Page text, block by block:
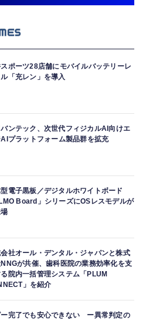
ポーツ28店舗にモバイルバッテリーレ
「充レン」を導入
バンテック、次世代フィジカルAI向けエ
AIプラットフォーム製品群を拡充
電子黒板／デジタルホワイトボード
Board」シリーズにOSレスモデルが
社オール・デンタル・ジャパンと株式
が共催、歯科医院の業務効率化を支
院内一括管理システム「PLUM
」を紹介
ー完了でも安心できない ー異常判定の